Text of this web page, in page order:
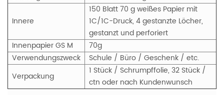
Innere
150 Blatt 70 g weißes Papier mit
1C/1C-Druck, 4 gestanzte Löcher,
gestanzt und perforiert
InnenpapierGS M
70g
Verwendungszweck
Schule / Büro / Geschenk / etc.
Verpackung
1 Stück / Schrumpffolie, 32 Stück /
ctn oder nach Kundenwunsch